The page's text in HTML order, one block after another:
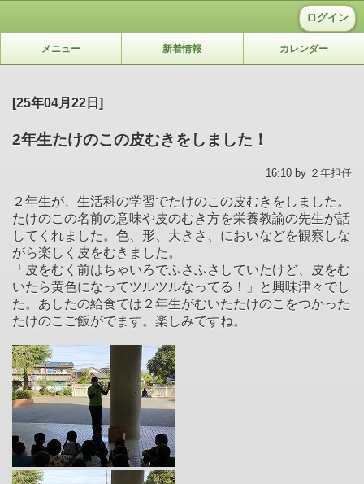
ログイン
メニュー 新着情報 カレンダー
[25年04月22日]
2年生たけのこの皮むきをしました！
16:10 by ２年担任
２年生が、生活科の学習でたけのこの皮むきをしました。
たけのこの名前の意味や皮のむき方を栄養教諭の先生が話
してくれました。色、形、大きさ、においなどを観察しな
がら楽しく皮をむきました。
「皮をむく前はちゃいろでふさふさしていたけど、皮をむ
いたら黄色になってツルツルなってる！」と興味津々でし
た。あしたの給食では２年生がむいたたけのこをつかった
たけのこご飯がでます。楽しみですね。